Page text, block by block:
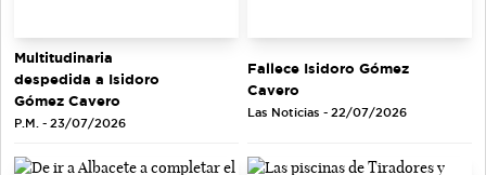
Multitudinaria
despedida a Isidoro
Gómez Cavero
P.M. - 23/07/2026
Fallece Isidoro Gómez
Cavero
Las Noticias - 22/07/2026